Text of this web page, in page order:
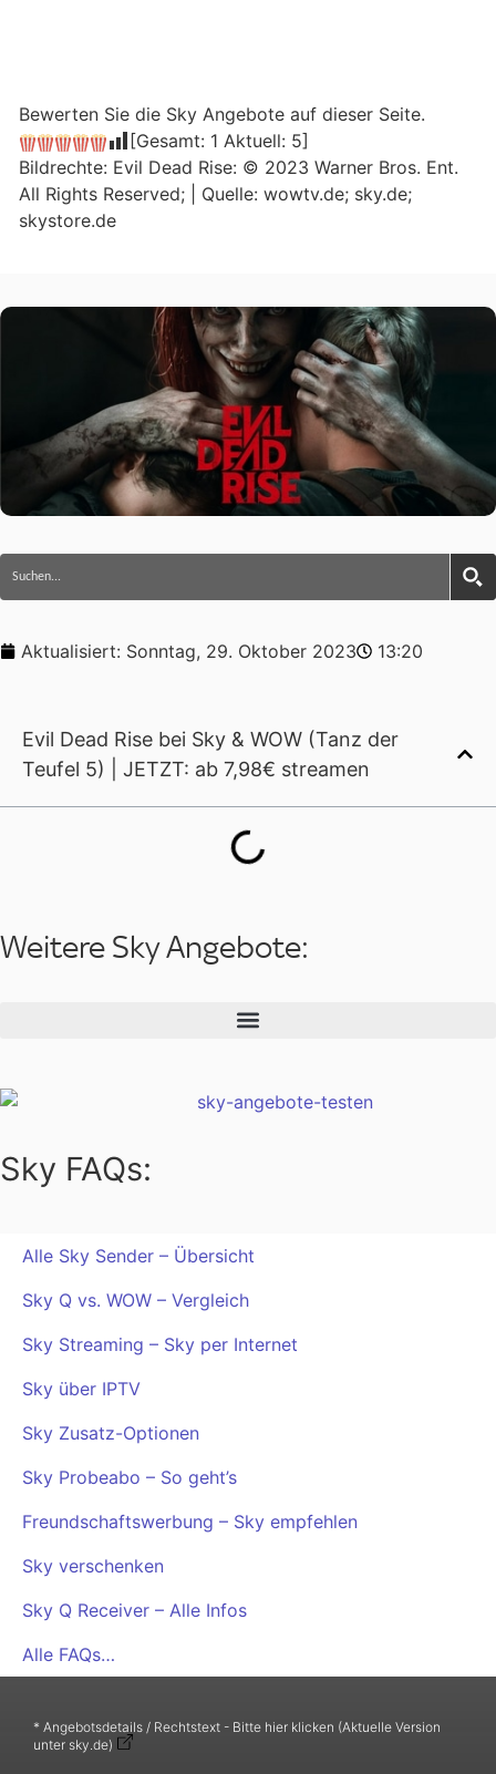
Bewerten Sie die Sky Angebote auf dieser Seite.
[Gesamt: 1 Aktuell: 5]
Bildrechte: Evil Dead Rise: © 2023 Warner Bros. Ent.
All Rights Reserved; | Quelle: wowtv.de; sky.de;
skystore.de
Aktualisiert: Sonntag, 29. Oktober 2023 13:20
Evil Dead Rise bei Sky & WOW (Tanz der
Teufel 5) | JETZT: ab 7,98€ streamen
Weitere Sky Angebote:
Sky FAQs:
Alle Sky Sender – Übersicht
Sky Q vs. WOW – Vergleich
Sky Streaming – Sky per Internet
Sky über IPTV
Sky Zusatz-Optionen
Sky Probeabo – So geht’s
Freundschaftswerbung – Sky empfehlen
Sky verschenken
Sky Q Receiver – Alle Infos
Alle FAQs…
* Angebotsdetails / Rechtstext - Bitte hier klicken (Aktuelle Version
unter sky.de)